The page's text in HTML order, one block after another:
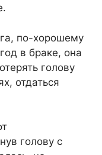
по-хорошему
в браке, она
голову
отдаться
голову с